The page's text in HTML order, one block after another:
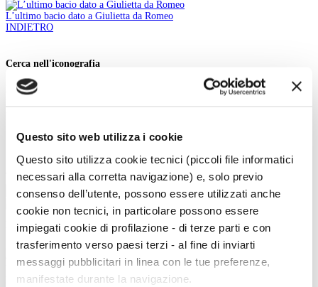
Questo sito web utilizza i cookie
Questo sito utilizza cookie tecnici (piccoli file informatici
necessari alla corretta navigazione) e, solo previo
consenso dell’utente, possono essere utilizzati anche
cookie non tecnici, in particolare possono essere
impiegati cookie di profilazione - di terze parti e con
trasferimento verso paesi terzi - al fine di inviarti
messaggi pubblicitari in linea con le tue preferenze,
manifestate durante la navigazione.
L’ultimo bacio dato a Giulietta da Romeo
INDIETRO
Cerca nell'iconografia
Iconografia:
Contenuto
Titolo
Tipo:
Cerca
La vita e le opere dei grandi artisti dal Duecento al Novecento.
Art History è la sezione di Artedossier.it dedicata ai grandi artisti del passato
e ai loro capolavori.
Una straordinaria occasione per incontrare i grandi maestri d'arte, conoscere
la loro vita, gli eventi e gli incontri che hanno segnato la loro esistenza.